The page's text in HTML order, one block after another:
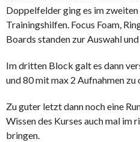
Doppelfelder ging es im
Trainingshilfen. Focus Foam,
Boards standen zur Auswahl
Im dritten Block galt es dann
und 80 mit max 2 Aufnahmen zu
Zu guter letzt dann noch eine
Wissen des Kurses auch mal im
bringen.